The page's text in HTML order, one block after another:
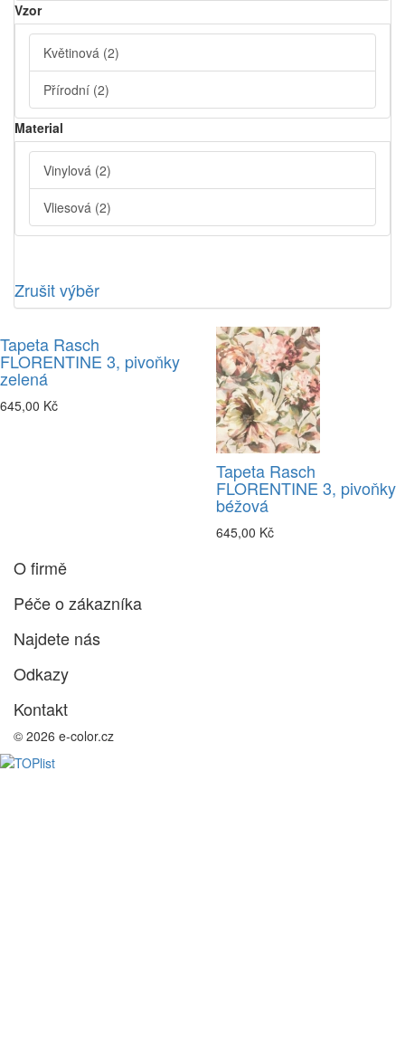
Vzor
Květinová (2)
Přírodní (2)
Material
Vinylová (2)
Vliesová (2)
Zrušit výběr
Tapeta Rasch
FLORENTINE 3, pivoňky
zelená
645,00 Kč
Tapeta Rasch
FLORENTINE 3, pivoňky
béžová
645,00 Kč
O firmě
Péče o zákazníka
Najdete nás
Odkazy
Kontakt
© 2026 e-color.cz